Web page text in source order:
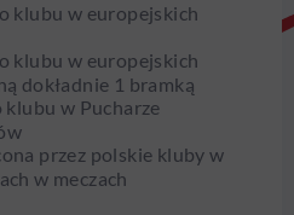
klubu w europejskich
klubu w europejskich
dokładnie 1 bramką
w Pucharze
przez polskie kluby w
w meczach